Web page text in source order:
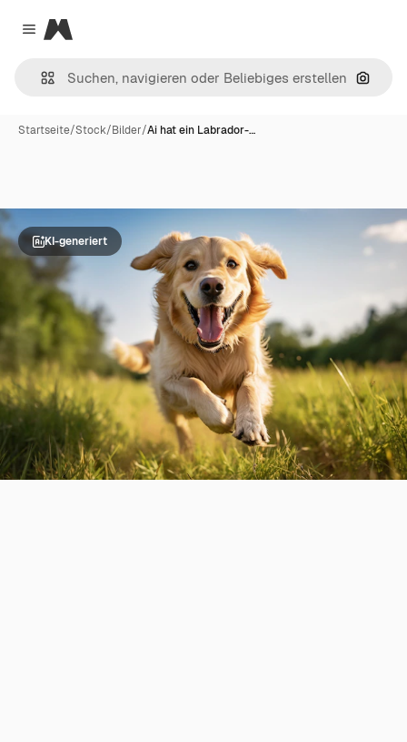
Close menu
Magnific
Nach
Startseite/Stock/Bilder/Ai hat ein Labrador-…
KI-generiert